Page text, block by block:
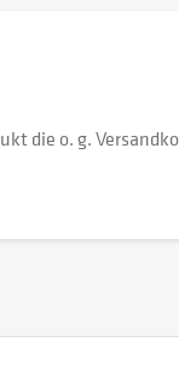
die o. g.